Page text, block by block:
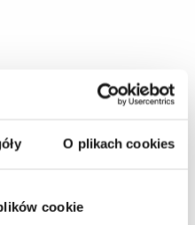
O plikach cookies
cookie